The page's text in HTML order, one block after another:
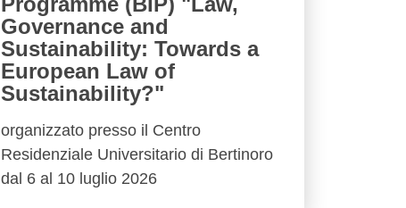
Governance and
Sustainability: Towards a
European Law of
Sustainability?"
organizzato presso il Centro
Residenziale Universitario di Bertinoro
dal 6 al 10 luglio 2026